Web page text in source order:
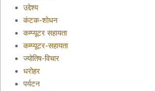
उद्देश्य
कंटक-शोधन
कम्प्यूटर सहायता
कम्प्यूटर-सहायता
ज्योतिष-विचार
धरोहर
पर्यटन